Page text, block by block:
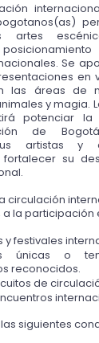
artes
Se
en
las áreas de
y magia.
potenciar
de
artistas y
su
circulación
la participación
y festivales
únicas o
reconocidos.
de
siguientes